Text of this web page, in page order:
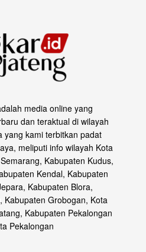
media online yang
dan teraktual di wilayah
yang kami terbitkan padat
meliputi info wilayah Kota
Kabupaten Kudus,
Kendal, Kabupaten
Kabupaten Blora,
Kabupaten Grobogan, Kota
Kabupaten Pekalongan
Pekalongan